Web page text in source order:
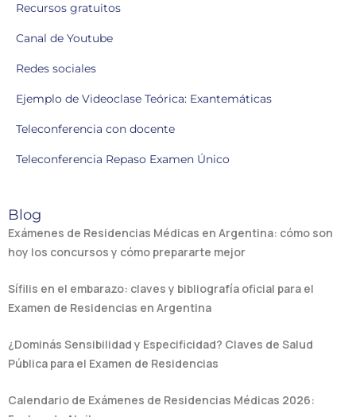
Recursos gratuitos
Canal de Youtube
Redes sociales
Ejemplo de Videoclase Teórica: Exantemáticas
Teleconferencia con docente
Teleconferencia Repaso Examen Único
Blog
Exámenes de Residencias Médicas en Argentina: cómo son
hoy los concursos y cómo prepararte mejor
Sífilis en el embarazo: claves y bibliografía oficial para el
Examen de Residencias en Argentina
¿Dominás Sensibilidad y Especificidad? Claves de Salud
Pública para el Examen de Residencias
Calendario de Exámenes de Residencias Médicas 2026: